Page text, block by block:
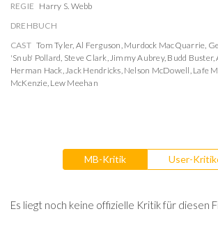
REGIE Harry S. Webb
DREHBUCH
CAST Tom Tyler, Al Ferguson, Murdock MacQuarrie,
'Snub' Pollard, Steve Clark,Jimmy Aubrey, Budd Buster,
Herman Hack,Jack Hendricks, Nelson McDowell, Lafe
McKenzie, Lew Meehan
MB-Kritik User-
Es liegt noch keine offizielle Kritik für diesen